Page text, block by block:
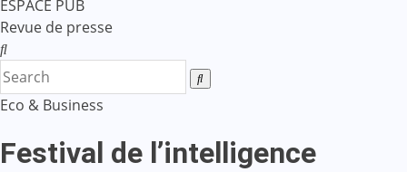
ESPACE PUB
Revue de presse
Eco & Business
Festival de l’intelligence